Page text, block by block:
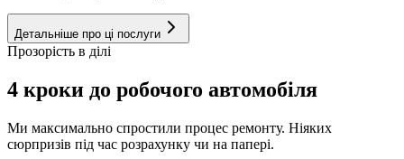
Детальніше про ці послуги
Прозорість в ділі
4 кроки до робочого автомобіля
Ми максимально спростили процес ремонту. Ніяких
сюрпризів під час розрахунку чи на папері.